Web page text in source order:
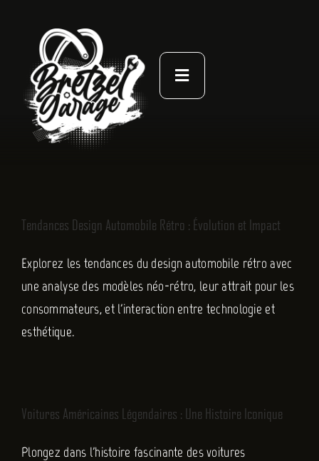
Toggle
Navigation
À PROPOS
CONTACT
Tendances Design Automobile Rétro : Évolution et Impact
Explorez les tendances du design automobile rétro avec
une analyse des modèles néo-rétro, leur attrait pour les
consommateurs, et l'interaction entre technologie et
esthétique.
Voitures Américaines Légendaires : Une Histoire Iconique
Plongez dans l'histoire fascinante des voitures